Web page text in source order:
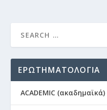
ΕΡΩΤΗΜΑΤΟΛΟΓΙΑ
ACADEMIC (ακαδημαϊκά)